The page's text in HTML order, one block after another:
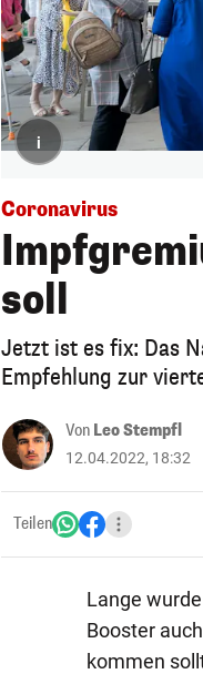
i
Coronavirus
soll
Jetzt ist es fix: Das
Empfehlung zur
Von Leo Stempfl
12.04.2022, 18:32
Teilen
Lange
Booster
kommen